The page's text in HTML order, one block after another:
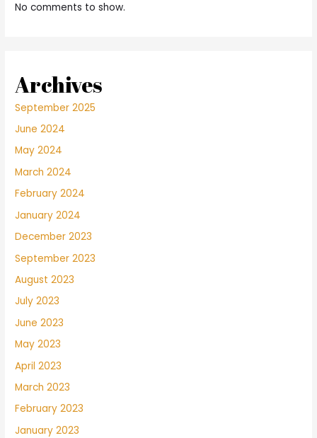
No comments to show.
Archives
September 2025
June 2024
May 2024
March 2024
February 2024
January 2024
December 2023
September 2023
August 2023
July 2023
June 2023
May 2023
April 2023
March 2023
February 2023
January 2023